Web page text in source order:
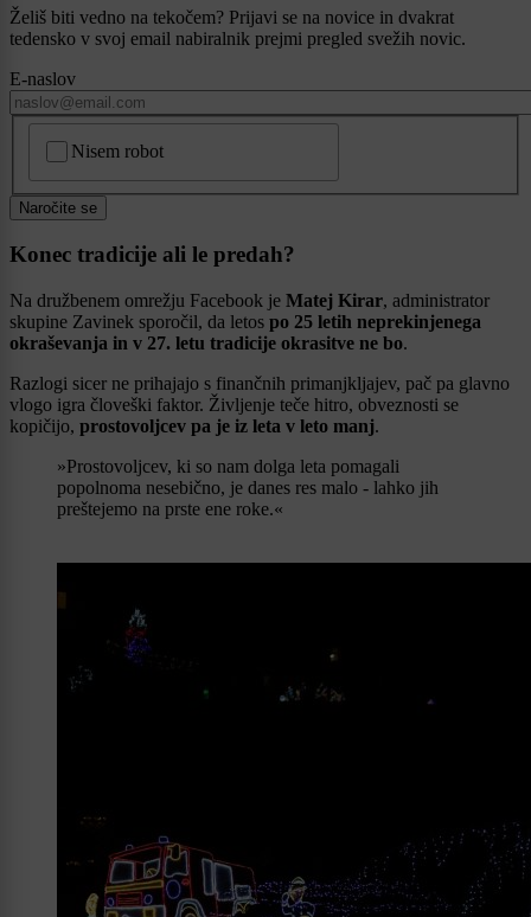
Želiš biti vedno na tekočem? Prijavi se na novice in dvakrat
tedensko v svoj email nabiralnik prejmi pregled svežih novic.
E-naslov
Nisem robot
Naročite se
Konec tradicije ali le predah?
Na družbenem omrežju Facebook je Matej Kirar, administrator
skupine Zavinek sporočil, da letos po 25 letih neprekinjenega
okraševanja in v 27. letu tradicije okrasitve ne bo.
Razlogi sicer ne prihajajo s finančnih primanjkljajev, pač pa glavno
vlogo igra človeški faktor. Življenje teče hitro, obveznosti se
kopičijo, prostovoljcev pa je iz leta v leto manj.
»Prostovoljcev, ki so nam dolga leta pomagali
popolnoma nesebično, je danes res malo - lahko jih
preštejemo na prste ene roke.«